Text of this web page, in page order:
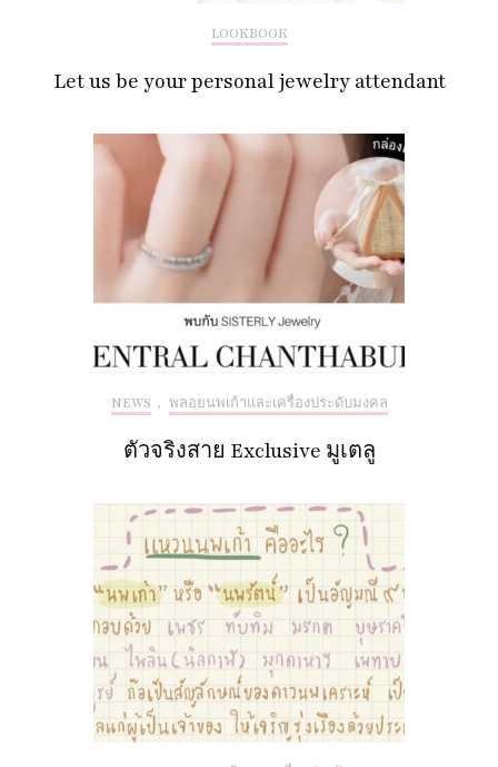
LOOKBOOK
Let us be your personal jewelry attendant
NEWS , พลอยนพเก้าและเครื่องประดับมงคล
ตัวจริงสาย Exclusive มูเตลู